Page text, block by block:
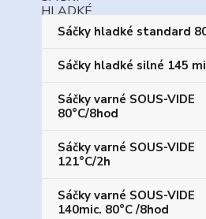
Sáčky hladké standard
Sáčky hladké silné 145
Sáčky varné SOUS-VIDE
80°C/8hod
Sáčky varné SOUS-VIDE
121°C/2h
Sáčky varné SOUS-VIDE
140mic. 80°C /8hod